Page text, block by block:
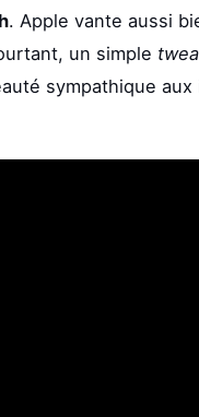
. Apple vante aussi
un simple
sympathique